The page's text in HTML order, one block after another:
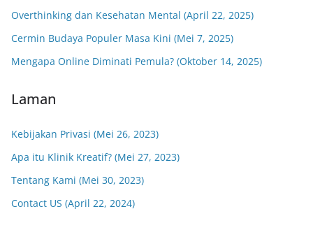
Overthinking dan Kesehatan Mental (April 22, 2025)
Cermin Budaya Populer Masa Kini (Mei 7, 2025)
Mengapa Online Diminati Pemula? (Oktober 14, 2025)
Laman
Kebijakan Privasi (Mei 26, 2023)
Apa itu Klinik Kreatif? (Mei 27, 2023)
Tentang Kami (Mei 30, 2023)
Contact US (April 22, 2024)